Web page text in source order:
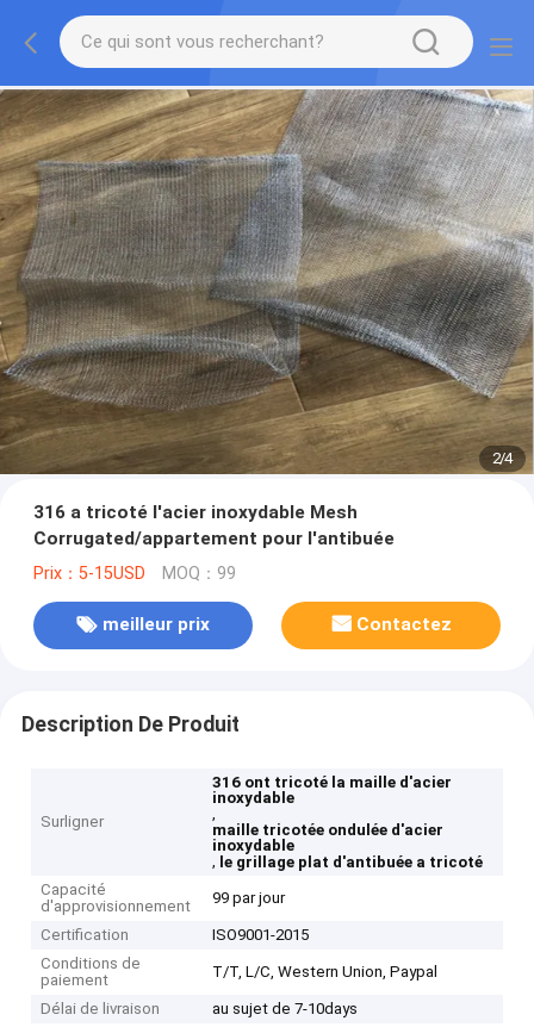
2/4
316 a tricoté l'acier inoxydable Mesh
Corrugated/appartement pour l'antibuée
Prix：5-15USD MOQ：99
meilleur prix Contactez
Description De Produit
Surligner
316 ont tricoté la maille d'acier
inoxydable
,
maille tricotée ondulée d'acier
inoxydable
, le grillage plat d'antibuée a tricoté
Capacité
d'approvisionnement
99 par jour
Certification
ISO9001-2015
Conditions de
paiement
T/T, L/C, Western Union, Paypal
Délai de livraison au sujet de 7-10days